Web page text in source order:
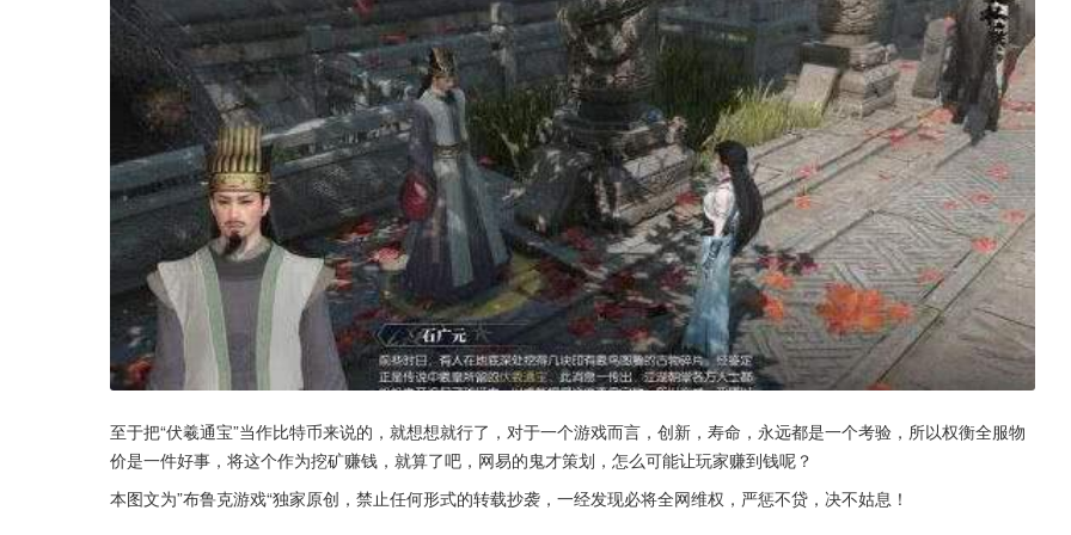
至于把“伏羲通宝”当作比特币来说的，就想想就行了，对于一个游戏而言，创新，寿命，永远都是一个考验，所以权衡全服物
价是一件好事，将这个作为挖矿赚钱，就算了吧，网易的鬼才策划，怎么可能让玩家赚到钱呢？
本图文为”布鲁克游戏“独家原创，禁止任何形式的转载抄袭，一经发现必将全网维权，严惩不贷，决不姑息！